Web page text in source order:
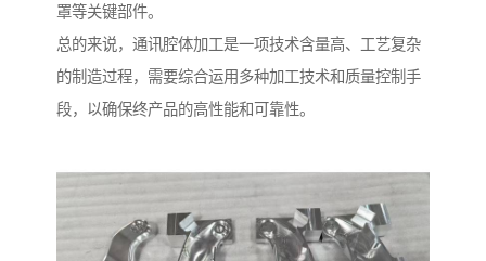
罩等关键部件。
总的来说，通讯腔体加工是一项技术含量高、工艺复杂
的制造过程，需要综合运用多种加工技术和质量控制手
段，以确保终产品的高性能和可靠性。